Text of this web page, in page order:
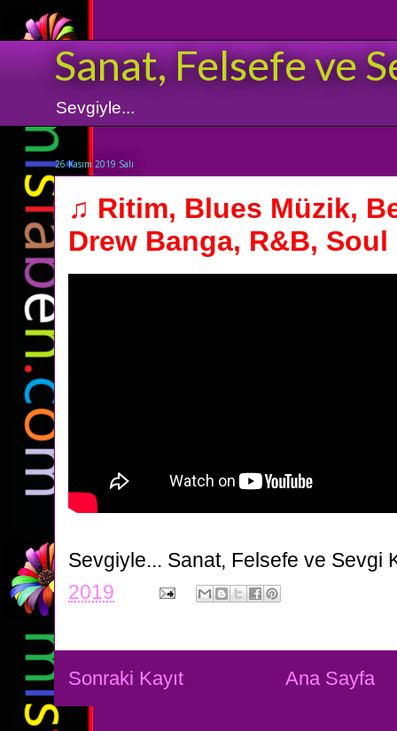
Sanat, Felsefe ve
Sevgiyle...
26 Kasım 2019 Salı
♫ Ritim, Blues Müzik,
Drew Banga, R&B,
Sevgiyle... Sanat, Felsefe ve Sevgi
2019
Sonraki Kayıt Ana Sayfa